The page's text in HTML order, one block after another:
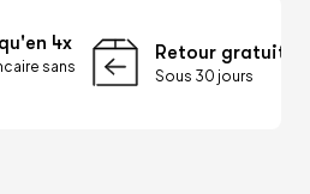
4x
sans
Retour gratuit
Sous 30 jours